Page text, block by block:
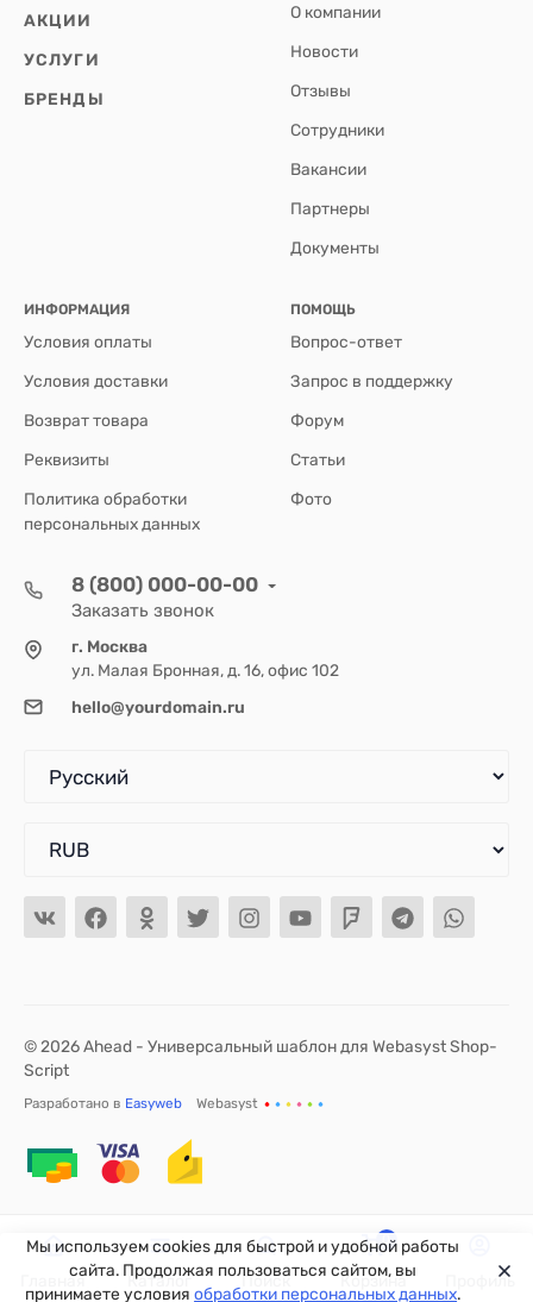
АКЦИИ
УСЛУГИ
БРЕНДЫ
О компании
Новости
Отзывы
Сотрудники
Вакансии
Партнеры
Документы
ИНФОРМАЦИЯ
Условия оплаты
Условия доставки
Возврат товара
Реквизиты
Политика обработки
персональных данных
ПОМОЩЬ
Вопрос-ответ
Запрос в поддержку
Форум
Статьи
Фото
8 (800) 000-00-00
Заказать звонок
г. Москва
ул. Малая Бронная, д. 16, офис 102
hello@yourdomain.ru
© 2026 Ahead - Универсальный шаблон для Webasyst Shop-
Script
Разработано в Easyweb Webasyst
Мы используем cookies для быстрой и удобной работы
сайта. Продолжая пользоваться сайтом, вы
принимаете условияобработки персональных данных.
Главная Каталог Поиск
0
Корзина Профиль